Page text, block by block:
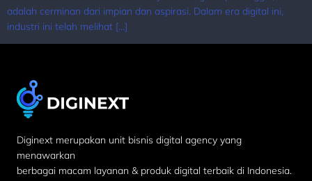
adalah cerminan dari impian dan aspirasi. Dalam era digital ini,
industri ini telah melihat […]
Diginext merupakan unit bisnis digital agency yang
menawarkan
berbagai macam layanan & produk digital terbaik di Indonesia.